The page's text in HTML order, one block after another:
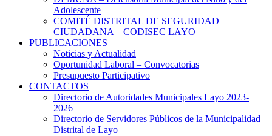
Adolescente
COMITÉ DISTRITAL DE SEGURIDAD
CIUDADANA – CODISEC LAYO
PUBLICACIONES
Noticias y Actualidad
Oportunidad Laboral – Convocatorias
Presupuesto Participativo
CONTACTOS
Directorio de Autoridades Municipales Layo 2023-
2026
Directorio de Servidores Públicos de la Municipalidad
Distrital de Layo